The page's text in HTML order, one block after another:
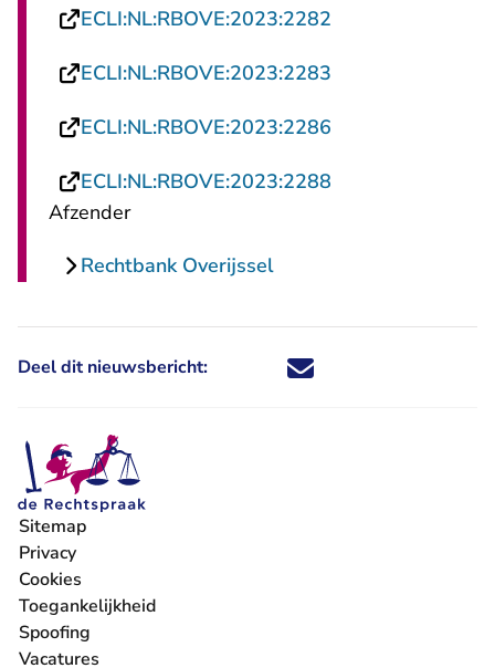
ECLI:NL:RBOVE:2023:2282
ECLI:NL:RBOVE:2023:2283
ECLI:NL:RBOVE:2023:2286
ECLI:NL:RBOVE:2023:2288
Afzender
Rechtbank Overijssel
Deel dit nieuwsbericht: Deel dit nieuwsbericht via X -
Deel dit nieuwsbericht via
Deel dit nieuwsbericht
Deel dit
Sitemap
Privacy
Cookies
Toegankelijkheid
Spoofing
Vacatures